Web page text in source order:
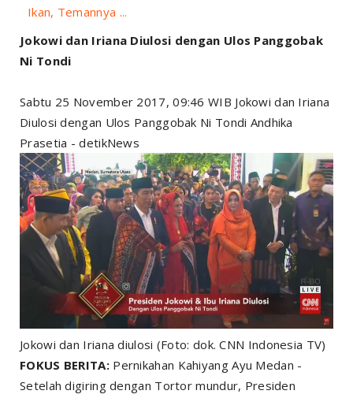
Ikan, Temannya ...
Jokowi dan Iriana Diulosi dengan Ulos Panggobak
Ni Tondi
Sabtu 25 November 2017, 09:46 WIB Jokowi dan Iriana
Diulosi dengan Ulos Panggobak Ni Tondi Andhika
Prasetia - detikNews
Jokowi dan Iriana diulosi (Foto: dok. CNN Indonesia TV)
FOKUS BERITA:Pernikahan Kahiyang Ayu Medan -
Setelah digiring dengan Tortor mundur, Presiden